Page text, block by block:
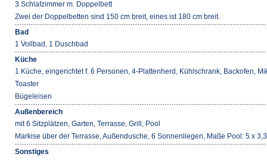
3 Schlafzimmer m. Doppelbett
Zwei der Doppelbetten sind 150 cm breit, eines ist 180 cm breit.
Bad
1 Vollbad, 1 Duschbad
Küche
1 Küche, eingerichtet f. 6 Personen, 4-Plattenherd, Kühlschrank, Backofen,
Toaster
Bügeleisen
Außenbereich
mit 6 Sitzplätzen, Garten, Terrasse, Grill, Pool
Markise über der Terrasse, Außendusche, 6 Sonnenliegen, Maße Pool: 5 x
Sonstiges